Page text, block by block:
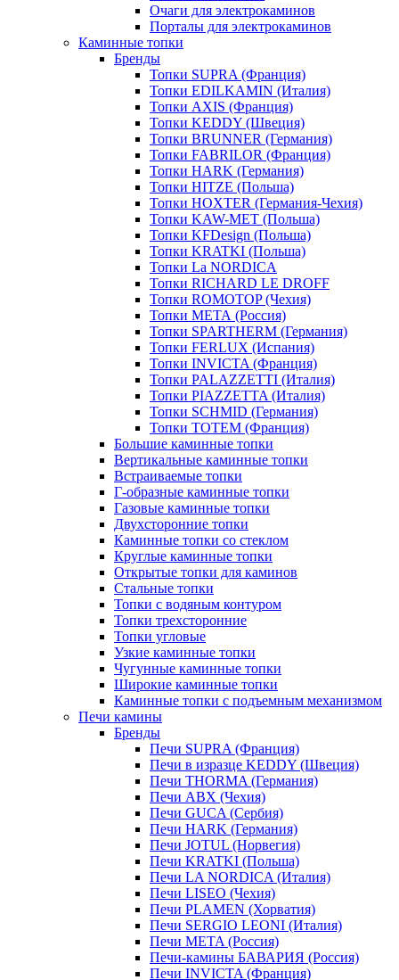
Очаги для электрокаминов
Порталы для электрокаминов
Каминные топки
Бренды
Топки SUPRA (Франция)
Топки EDILKAMIN (Италия)
Топки AXIS (Франция)
Топки KEDDY (Швеция)
Топки BRUNNER (Германия)
Топки FABRILOR (Франция)
Топки HARK (Германия)
Топки HITZE (Польша)
Топки HOXTER (Германия-Чехия)
Топки KAW-MET (Польша)
Топки KFDesign (Польша)
Топки KRATKI (Польша)
Топки La NORDICA
Топки RICHARD LE DROFF
Топки ROMOTOP (Чехия)
Топки МЕТА (Россия)
Топки SPARTHERM (Германия)
Топки FERLUX (Испания)
Топки INVICTA (Франция)
Топки PALAZZETTI (Италия)
Топки PIAZZETTA (Италия)
Топки SCHMID (Германия)
Топки TOTEM (Франция)
Большие каминные топки
Вертикальные каминные топки
Встраиваемые топки
Г-образные каминные топки
Газовые каминные топки
Двухсторонние топки
Каминные топки со стеклом
Круглые каминные топки
Открытые топки для каминов
Стальные топки
Топки с водяным контуром
Топки трехсторонние
Топки угловые
Узкие каминные топки
Чугунные каминные топки
Широкие каминные топки
Каминные топки с подъемным механизмом
Печи камины
Бренды
Печи SUPRA (Франция)
Печи в изразце KEDDY (Швеция)
Печи THORMA (Германия)
Печи ABX (Чехия)
Печи GUCA (Сербия)
Печи HARK (Германия)
Печи JOTUL (Норвегия)
Печи KRATKI (Польша)
Печи LA NORDICA (Италия)
Печи LISEO (Чехия)
Печи PLAMEN (Хорватия)
Печи SERGIO LEONI (Италия)
Печи META (Россия)
Печи-камины БАВАРИЯ (Россия)
Печи INVICTA (Франция)